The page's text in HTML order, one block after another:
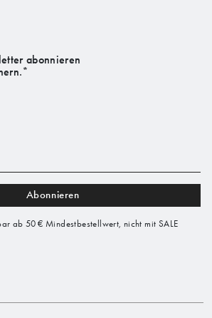
abonnieren
Abonnieren
ab 50 € Mindestbestellwert, nicht mit SALE